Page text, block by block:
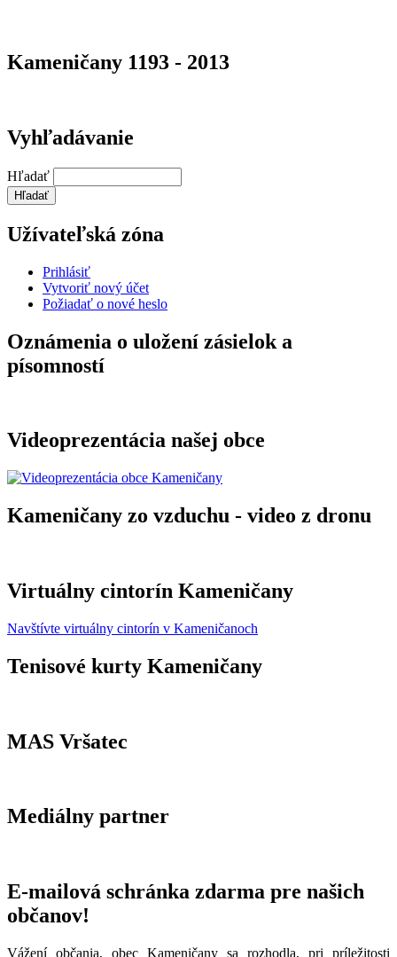
Kameničany 1193 - 2013
Vyhľadávanie
Hľadať
Užívateľská zóna
Prihlásiť
Vytvoriť nový účet
Požiadať o nové heslo
Oznámenia o uložení zásielok a
písomností
Videoprezentácia našej obce
Kameničany zo vzduchu - video z dronu
Virtuálny cintorín Kameničany
Navštívte virtuálny cintorín v Kameničanoch
Tenisové kurty Kameničany
MAS Vršatec
Mediálny partner
E-mailová schránka zdarma pre našich
občanov!
Vážení občania, obec Kameničany sa rozhodla, pri príležitosti